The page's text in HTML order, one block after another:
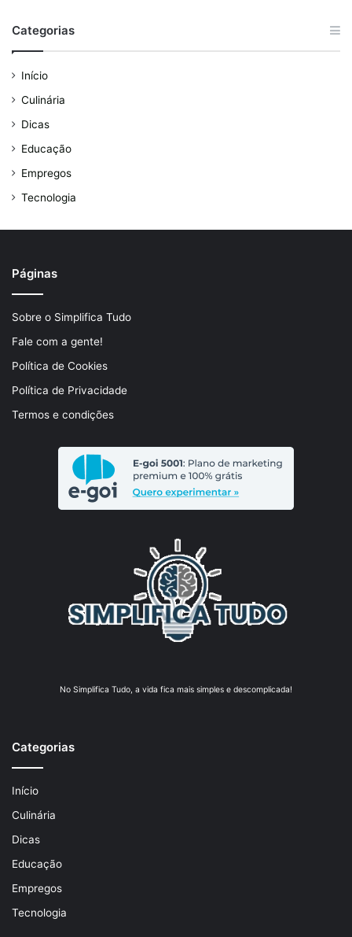
Categorias
Início
Culinária
Dicas
Educação
Empregos
Tecnologia
Páginas
Sobre o Simplifica Tudo
Fale com a gente!
Política de Cookies
Política de Privacidade
Termos e condições
No Simplifica Tudo, a vida fica mais simples e descomplicada!
Categorias
Início
Culinária
Dicas
Educação
Empregos
Tecnologia